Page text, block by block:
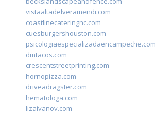
vistaaltadelveramendi.com
coastlinecateringnc.com
cuesburgershouston.com
psicologiaespecializadaencampeche.com
dmtacos.com
crescentstreetprinting.com
hornopizza.com
driveadragster.com
hematologa.com
lizaivanov.com